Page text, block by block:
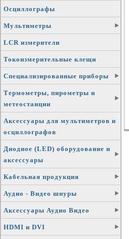
Осциллографы
Мультиметры
LCR измерители
Токоизмерительные клещи
Специализированные приборы
Термометры, пирометры и
метеостанции
Аксессуары для мультиметров и
осциллографов
Диодное (LED) оборудование и
аксессуары
Кабельная продукция
Аудио - Видео шнуры
Аксессуары Аудио Видео
HDMI и DVI